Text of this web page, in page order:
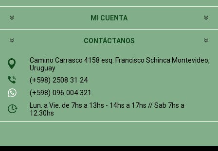
MI CUENTA
CONTÁCTANOS
Camino Carrasco 4158 esq. Francisco Schinca Montevideo,
Uruguay
(+598) 2508 31 24
(+598) 096 004 321
Lun. a Vie. de 7hs a 13hs - 14hs a 17hs // Sab 7hs a
12:30hs